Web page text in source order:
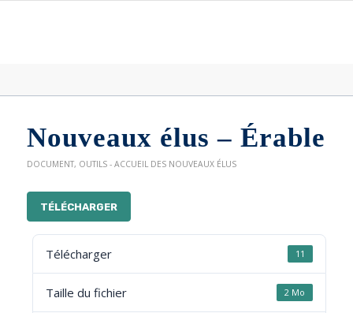
Nouveaux élus – Érable
DOCUMENT, OUTILS - ACCUEIL DES NOUVEAUX ÉLUS
TÉLÉCHARGER
Télécharger 11
Taille du fichier 2 Mo